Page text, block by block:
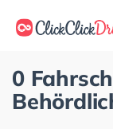
0